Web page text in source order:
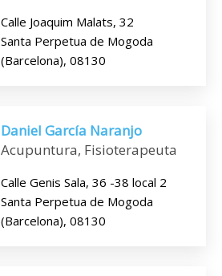
Calle Joaquim Malats, 32
Santa Perpetua de Mogoda
(Barcelona), 08130
Daniel García Naranjo
Acupuntura, Fisioterapeuta
Calle Genis Sala, 36 -38 local 2
Santa Perpetua de Mogoda
(Barcelona), 08130